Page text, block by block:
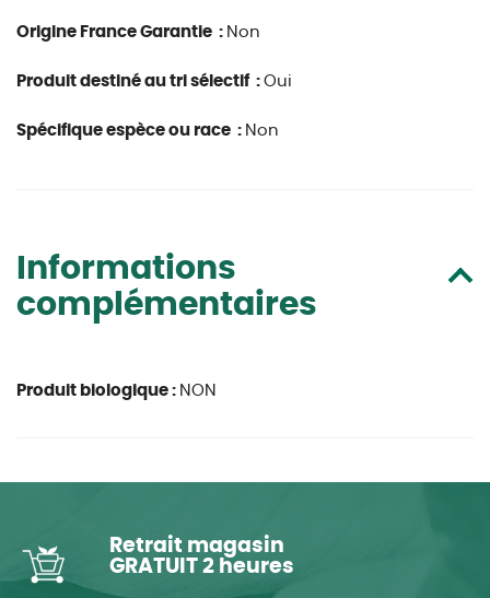
Origine France Garantie : Non
Produit destiné au tri sélectif : Oui
Spécifique espèce ou race : Non
Informations
complémentaires
Produit biologique : NON
Retrait magasin
GRATUIT 2 heures